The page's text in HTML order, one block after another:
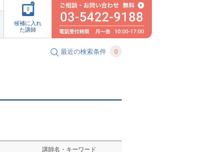
0
候補に入れ
た講師
最近の検索条件 0
講師名・キーワード